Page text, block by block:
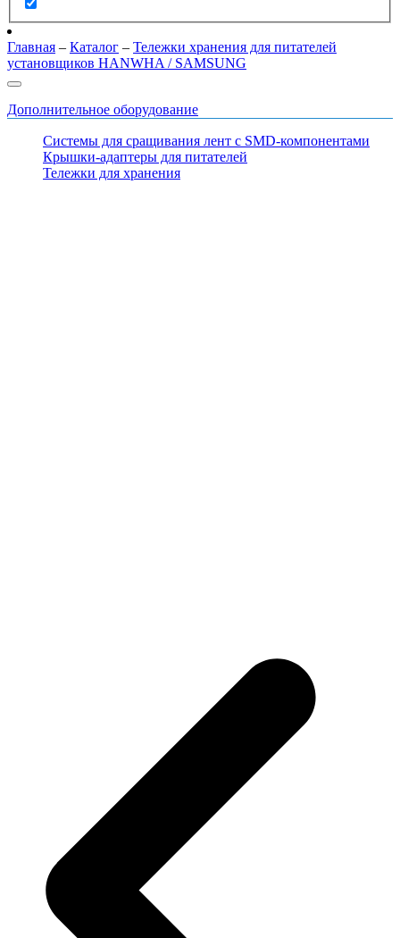
Главная – Каталог – Тележки хранения для питателей
установщиков HANWHA / SAMSUNG
Дополнительное оборудование
Системы для сращивания лент с SMD-компонентами
Крышки-адаптеры для питателей
Тележки для хранения